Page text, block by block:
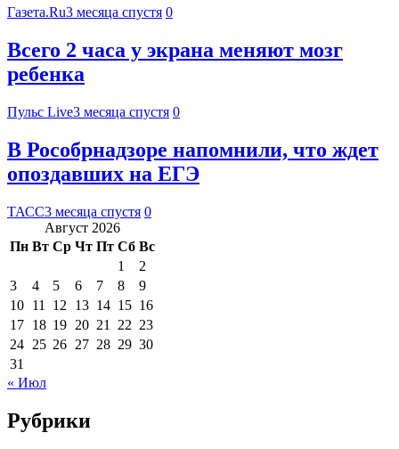
Газета.Ru3 месяца спустя 0
Всего 2 часа у экрана меняют мозг
ребенка
Пульс Live3 месяца спустя 0
В Рособрнадзоре напомнили, что ждет
опоздавших на ЕГЭ
ТАСС3 месяца спустя 0
Август 2026
Пн Вт Ср Чт Пт Сб Вс
1
2
3
4 5 6 7 8
9
10 11 12 13 14 15 16
17 18 19 20 21 22 23
24 25 26 27 28 29 30
31
« Июл
Рубрики